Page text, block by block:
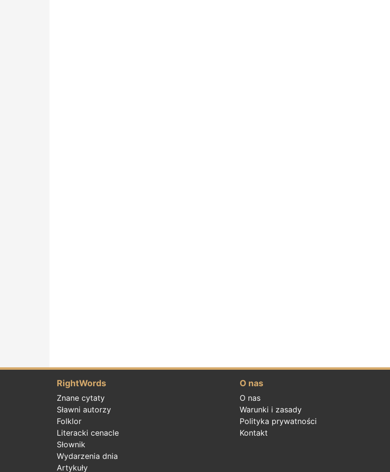
RightWords
Znane cytaty
Sławni autorzy
Folklor
Literacki cenacle
Słownik
Wydarzenia dnia
Artykuły
O nas
O nas
Warunki i zasady
Polityka prywatności
Kontakt